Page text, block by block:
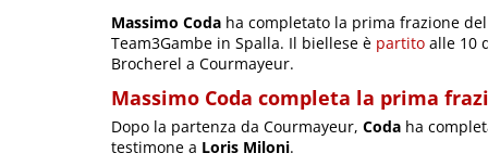
Massimo Coda ha completato la prima frazione del
Team3Gambe in Spalla. Il biellese è partito alle 10
Brocherel a Courmayeur.
Massimo Coda completa la prima
Dopo la partenza da Courmayeur, Coda ha
testimone a Loris Miloni.